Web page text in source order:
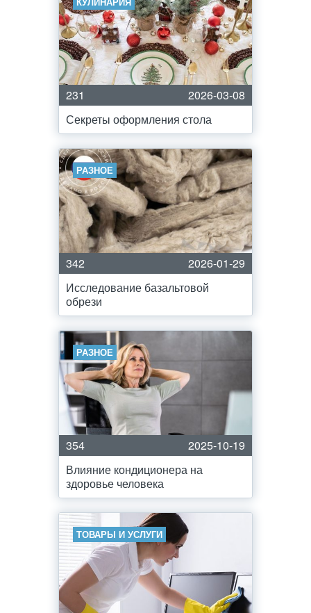
231
2026-03-08
Секреты оформления стола
РАЗНОЕ
342
2026-01-29
Исследование базальтовой
обрези
РАЗНОЕ
354
2025-10-19
Влияние кондиционера на
здоровье человека
ТОВАРЫ И УСЛУГИ